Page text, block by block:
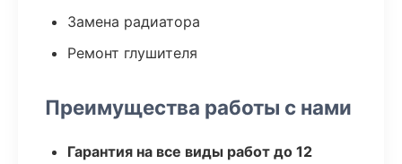
Замена радиатора
Ремонт глушителя
Преимущества работы с нами
Гарантия на все виды работ до 12